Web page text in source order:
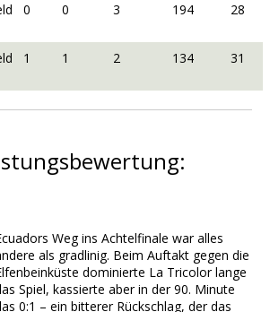
0 0 3 194 28
1 1 2 134 31
Weg ins Achtelfinale war alles
als gradlinig. Beim Auftakt gegen die
dominierte La Tricolor lange
Spiel, kassierte aber in der 90. Minute
0:1 – ein bitterer Rückschlag, der das